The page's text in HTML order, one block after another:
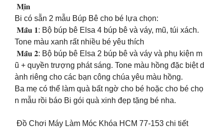
𝐌𝐢̣𝐧
Bi có sẵn 2 mẫu Búp Bê cho bé lựa chọn:
𝐌𝐚̂̃𝐮 𝟏: Bộ búp bê Elsa 4 búp bê và váy, mũ, túi xách.
Tone màu xanh rất nhiều bé yêu thích
𝐌𝐚̂̃𝐮 𝟐: Bộ búp bê Elsa 2 búp bê và váy và phụ kiện m
ũ + quyền trượng phát sáng. Tone màu hồng đặc biệt d
ành riêng cho các bạn công chúa yêu màu hồng.
Ba mẹ có thể làm quà bất ngờ cho bé hoặc cho bé chọ
n mẫu rồi báo Bi gói quà xinh đẹp tặng bé nha.
Đồ Chơi Máy Làm Móc Khóa HCM 77-153 chi tiết